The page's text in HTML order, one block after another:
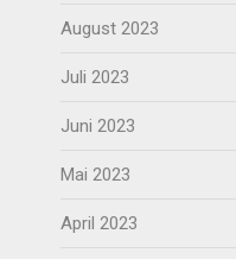
August 2023
Juli 2023
Juni 2023
Mai 2023
April 2023